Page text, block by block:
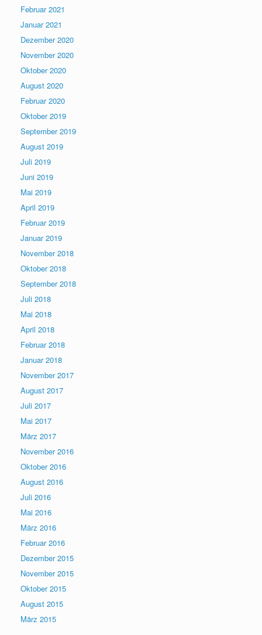
Februar 2021
Januar 2021
Dezember 2020
November 2020
Oktober 2020
August 2020
Februar 2020
Oktober 2019
September 2019
August 2019
Juli 2019
Juni 2019
Mai 2019
April 2019
Februar 2019
Januar 2019
November 2018
Oktober 2018
September 2018
Juli 2018
Mai 2018
April 2018
Februar 2018
Januar 2018
November 2017
August 2017
Juli 2017
Mai 2017
März 2017
November 2016
Oktober 2016
August 2016
Juli 2016
Mai 2016
März 2016
Februar 2016
Dezember 2015
November 2015
Oktober 2015
August 2015
März 2015